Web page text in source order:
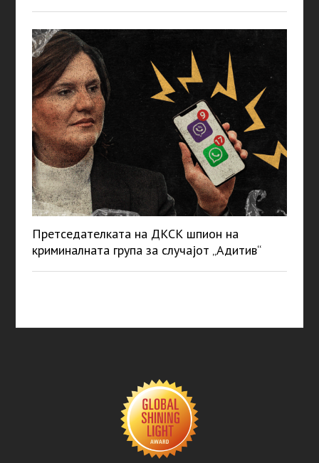
Претседателката на ДКСК шпион на
криминалната група за случајот „Адитив“